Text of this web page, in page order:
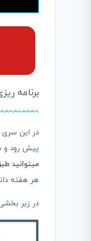
برنامه
در این سری
پیش رود و
میتوانید
هر هفته
در زیر